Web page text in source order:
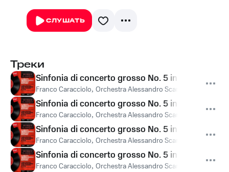
СЛУШАТЬ
Треки
Sinfonia di concerto grosso No. 5 in D Major: I.
Franco Caracciolo, Orchestra Alessandro Scarlatti di Napoli
Sinfonia di concerto grosso No. 5 in D Major: II.
Franco Caracciolo, Orchestra Alessandro Scarlatti di Napoli
Sinfonia di concerto grosso No. 5 in D Major: III.
Franco Caracciolo, Orchestra Alessandro Scarlatti di Napoli
Sinfonia di concerto grosso No. 5 in D Major: IV.
Franco Caracciolo, Orchestra Alessandro Scarlatti di Napoli